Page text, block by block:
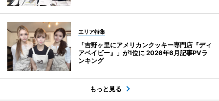
エリア特集
「吉野ヶ里にアメリカンクッキー専門店『ディ
アベイビー』」が1位に 2026年6月記事PVラ
ンキング
もっと見る